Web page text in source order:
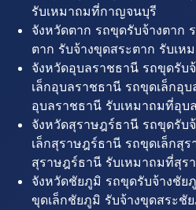
รับเหมาถมที่กาญจนบุรี
จังหวัดตาก รถขุดรับจ้างตาก
ตาก รับจ้างขุดสระตาก รับเห
จังหวัดอุบลราชธานี รถขุดรับ
เล็กอุบลราชธานี รถขุดเล็กอุ
อุบลราชธานี รับเหมาถมที่อุบ
จังหวัดสุราษฎร์ธานี รถขุดรับ
เล็กสุราษฎร์ธานี รถขุดเล็กสุ
สุราษฎร์ธานี รับเหมาถมที่สุร
จังหวัดชัยภูมิ รถขุดรับจ้างชัย
ขุดเล็กชัยภูมิ รับจ้างขุดสระชั